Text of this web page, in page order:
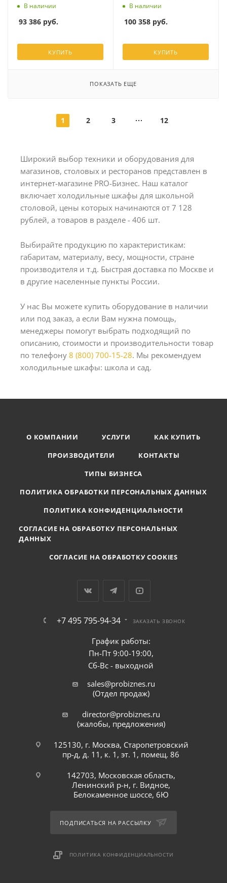
В наличии
93 386 руб.
КУПИТЬ
В наличии
100 358 руб.
КУПИТЬ
ПОКАЗАТЬ ЕЩЕ
1 2 3 12
Широкий выбор техники и оборудования для
магазинов, столовых и ресторанов представлен в
интернет-магазине PRO-Бизнес. Наш каталог
включает холодильные шкафы для школьной
столовой, цены которых начинаются от 7 128
рублей, а товаров в разделе - 406 шт.
Выбирайте продукцию по характеристикам:
габаритам, материалу, весу, мощности, стране
производителя и т.д. Быстрая доставка по Москве и
в другие населенные пункты России.
У нас Вы можете купить оборудование в наличии
или под заказ, а если Вам нужна помощь,
менеджеры помогут выбрать подходящий по
описанию, стоимости и производительности товар
по телефону 8 (800) 700-15-28. Мы рекомендуем
холодильные шкафы: школа и сад.
О КОМПАНИИ УСЛУГИ
КАК КУПИТЬ
ПРОИЗВОДИТЕЛИ
КОНТАКТЫ
ТИПЫ БИЗНЕСА
ПОЛИТИКА ОБРАБОТКИ ПЕРСОНАЛЬНЫХ ДАННЫХ
ПОЛИТИКА КОНФИДЕНЦИАЛЬНОСТИ
СОГЛАСИЕ НА ОБРАБОТКУ ПЕРСОНАЛЬНЫХ
ДАННЫХ
СОГЛАСИЕ НА ОБРАБОТКУ COOKIES
+7 495 795-94-34 ЗАКАЗАТЬ ЗВОНОК
График работы:
Пн-Пт 9:00-19:00,
Сб-Вс - выходной
sales@probiznes.ru
(Отдел продаж)
director@probiznes.ru
(жалобы, предложения)
125130, г. Москва, Старопетровский
пр-д, д. 11, к. 1, эт. 1, помещ. 86
142703, Московская область,
Ленинский р-н, г. Видное,
Белокаменное шоссе, 6Ю
ПОДПИСАТЬСЯ НА РАССЫЛКУ
ПОЛИТИКА КОНФИДЕНЦИАЛЬНОСТИ